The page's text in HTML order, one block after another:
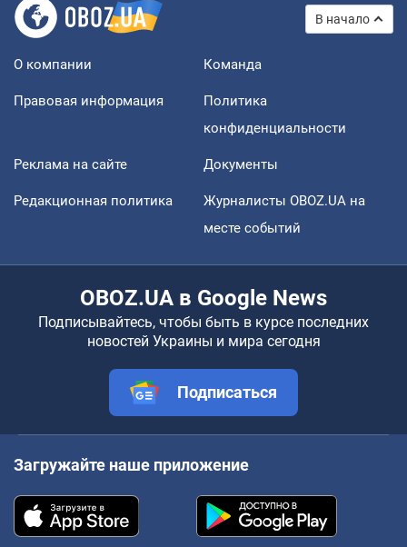
В начало
О компании Команда
Правовая информация
Политика
конфиденциальности
Реклама на сайте Документы
Редакционная политика
Журналисты OBOZ.UA на
месте событий
OBOZ.UA в Google News
Подписывайтесь, чтобы быть в курсе последних
новостей Украины и мира сегодня
Подписаться
Загружайте наше приложение